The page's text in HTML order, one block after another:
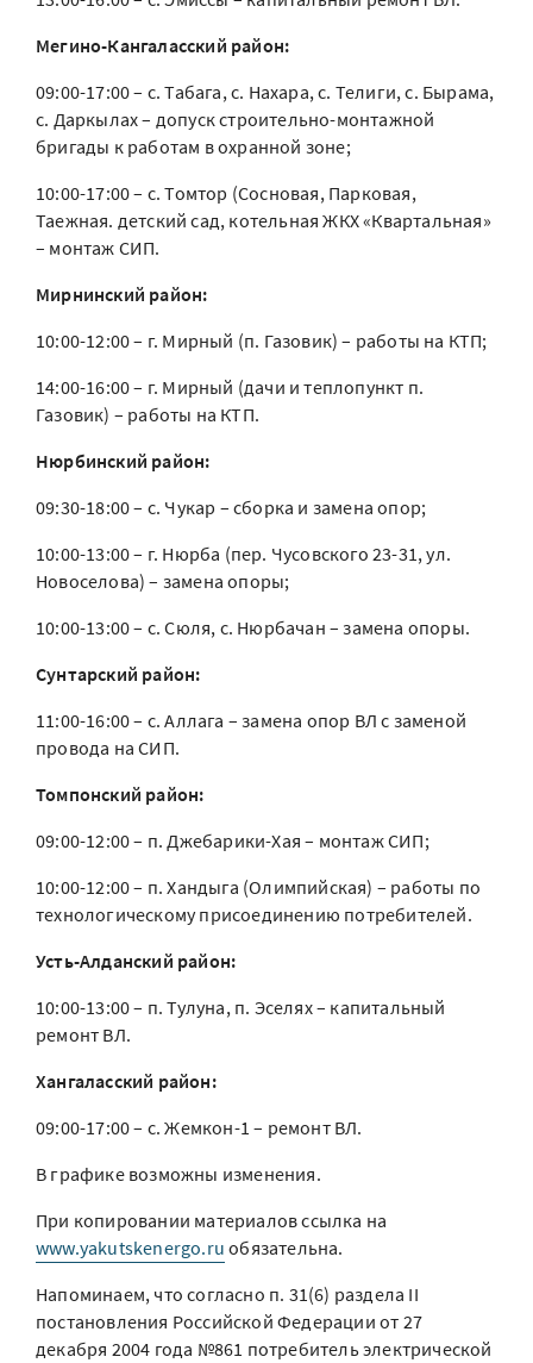
Мегино-Кангаласский район:
09:00-17:00 – с. Табага, с. Нахара, с. Телиги, с. Бырама,
с. Даркылах – допуск строительно-монтажной
бригады к работам в охранной зоне;
10:00-17:00 – с. Томтор (Сосновая, Парковая,
Таежная. детский сад, котельная ЖКХ «Квартальная»
– монтаж СИП.
Мирнинский район:
10:00-12:00 – г. Мирный (п. Газовик) – работы на КТП;
14:00-16:00 – г. Мирный (дачи и теплопункт п.
Газовик) – работы на КТП.
Нюрбинский район:
09:30-18:00 – с. Чукар – сборка и замена опор;
10:00-13:00 – г. Нюрба (пер. Чусовского 23-31, ул.
Новоселова) – замена опоры;
10:00-13:00 – с. Сюля, с. Нюрбачан – замена опоры.
Сунтарский район:
11:00-16:00 – с. Аллага – замена опор ВЛ с заменой
провода на СИП.
Томпонский район:
09:00-12:00 – п. Джебарики-Хая – монтаж СИП;
10:00-12:00 – п. Хандыга (Олимпийская) – работы по
технологическому присоединению потребителей.
Усть-Алданский район:
10:00-13:00 – п. Тулуна, п. Эселях – капитальный
ремонт ВЛ.
Хангаласский район:
09:00-17:00 – с. Жемкон-1 – ремонт ВЛ.
В графике возможны изменения.
При копировании материалов ссылка на
www.yakutskenergo.ru обязательна.
Напоминаем, что согласно п. 31(6) раздела II
постановления Российской Федерации от 27
декабря 2004 года №861 потребитель электрической